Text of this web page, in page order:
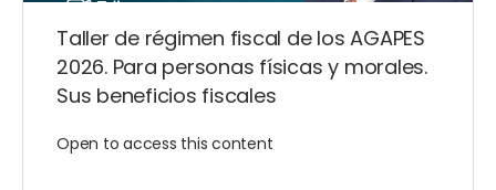
Taller de régimen fiscal de los AGAPES
2026. Para personas físicas y morales.
Sus beneficios fiscales
Open to access this content